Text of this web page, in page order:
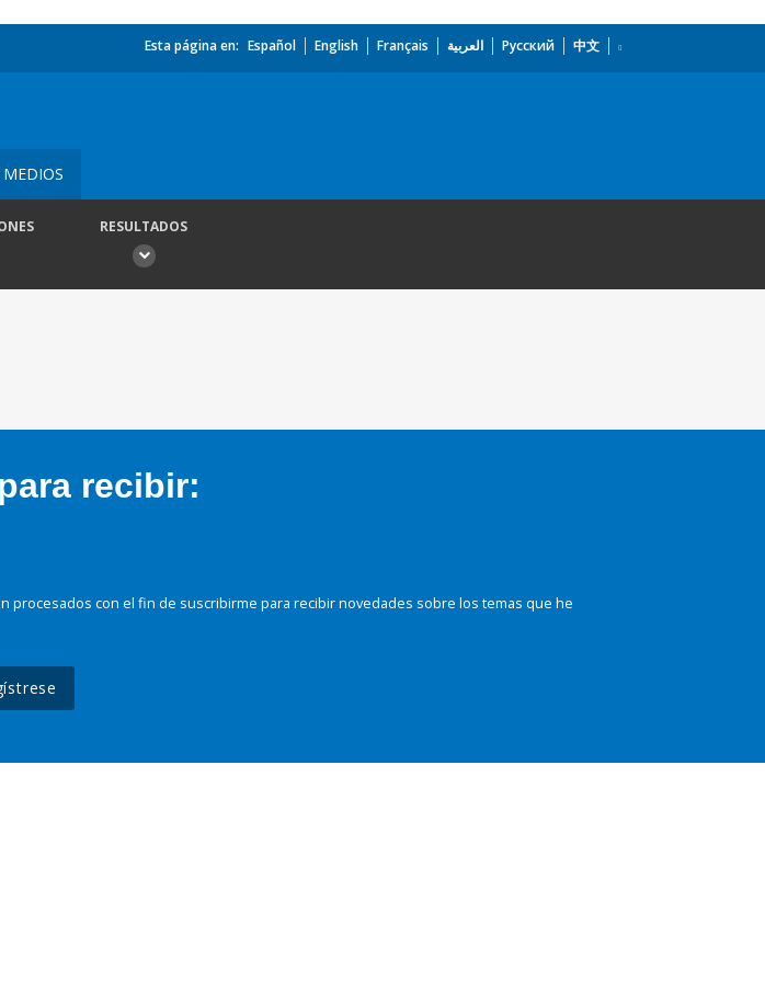
Esta página en: Español English Français العربية Русский 中文
RESULTADOS
recibir:
procesados con el fin de suscribirme para recibir novedades sobre los temas que he